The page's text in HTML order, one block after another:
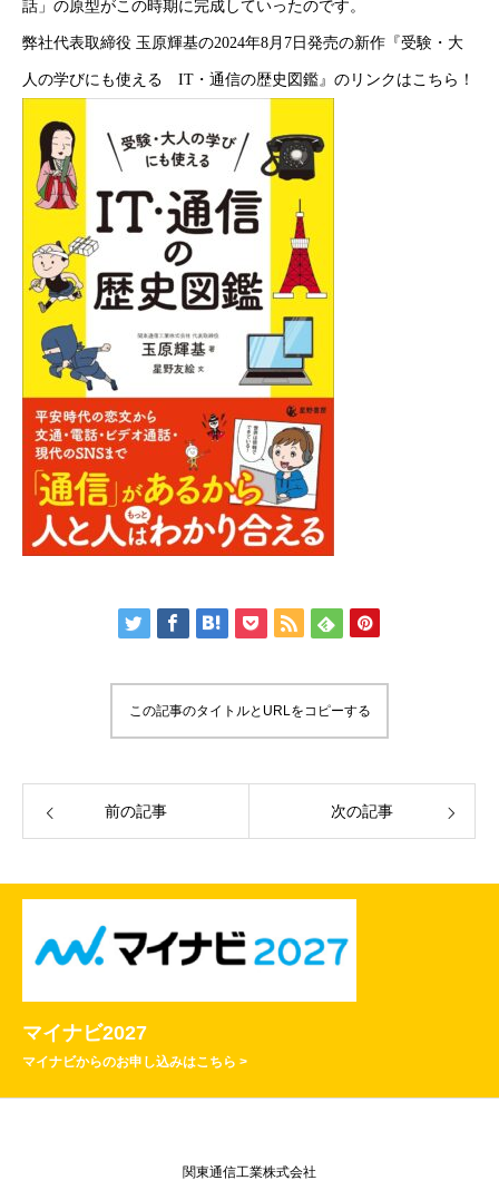
HOME 新着情報 会社概要 事業紹介 採用情報 コラム
話」の原型がこの時期に完成していったのです。
弊社代表取締役 玉原輝基の2024年8月7日発売の新作『受験・大
人の学びにも使える IT・通信の歴史図鑑』のリンクはこちら ！
この記事のタイトルとURLをコピーする
前の記事 次の記事
マイナビ2027
マイナビからのお申し込みはこちら >
関東通信工業株式会社